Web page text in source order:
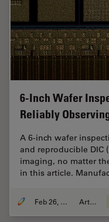
6-Inch Wafer
Reliably
A 6-inch wafer
and reproducible DIC
imaging, no matter
in this article.
Feb 26, 2026 Article